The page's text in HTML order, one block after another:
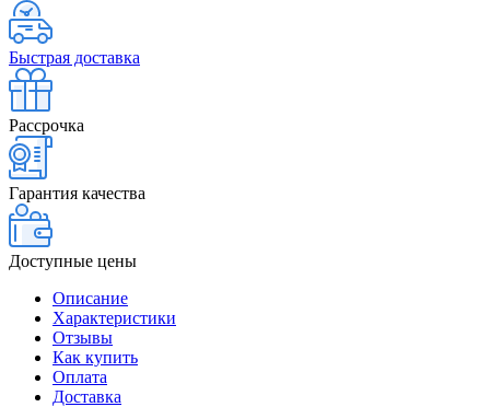
Быстрая доставка
Рассрочка
Гарантия качества
Доступные цены
Описание
Характеристики
Отзывы
Как купить
Оплата
Доставка